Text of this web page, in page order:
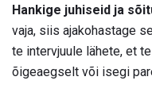
Hankige juhiseid ja
vaja, siis ajakohastage
te intervjuule lähete, et
õigeaegselt või isegi